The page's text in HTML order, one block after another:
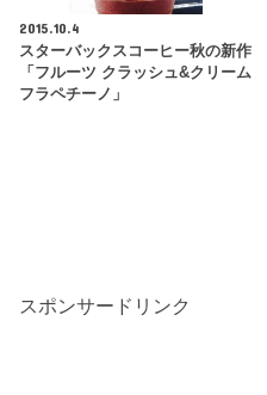
2015.10.4
スターバックスコーヒー秋の新作
「フルーツ クラッシュ&クリーム
フラペチーノ」
スポンサードリンク